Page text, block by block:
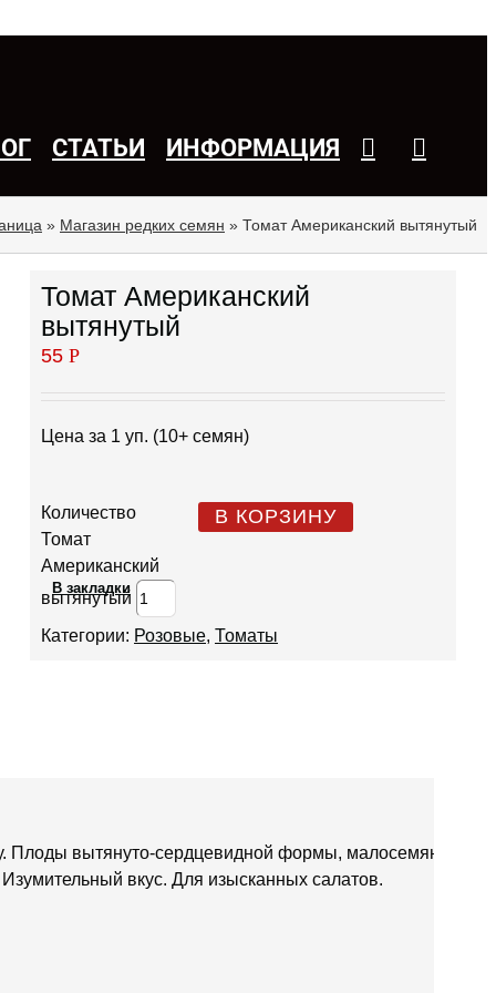
СТАТЬИ ИНФОРМАЦИЯ
» Магазин редких семян » Томат Американский вытянутый
Томат Американский
вытянутый
55Р
Цена за 1 уп. (10+ семян)
Количество
Томат
Американский
вытянутый
В КОРЗИНУ
В закладки
Категории: Розовые,Томаты
Плоды вытянуто-сердцевидной формы, малосемянные,
вкус. Для изысканных салатов.